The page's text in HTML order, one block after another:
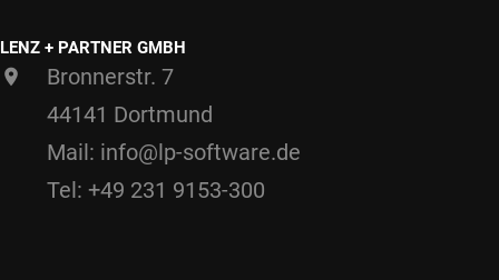
LENZ + PARTNER GMBH
Bronnerstr. 7
44141 Dortmund
Mail: info@lp-software.de
Tel: +49 231 9153-300